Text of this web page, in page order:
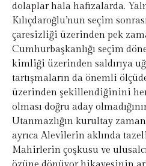
dolaplar hala hafızalarda.
Kılıçdaroğlu’nun seçim
çaresizliği üzerinden pek
Cumhurbaşkanlığı seçim
kimliği üzerinden saldırıya
tartışmaların da önemli
üzerinden şekillendiğinini
olması doğru aday
Utanmazlığın kurultay
ayrıca Alevilerin aklında
Mahirlerin çoşkusu ve